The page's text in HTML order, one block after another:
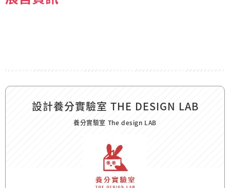
設計養分實驗室 THE DESIGN LAB
養分實驗室 The design LAB